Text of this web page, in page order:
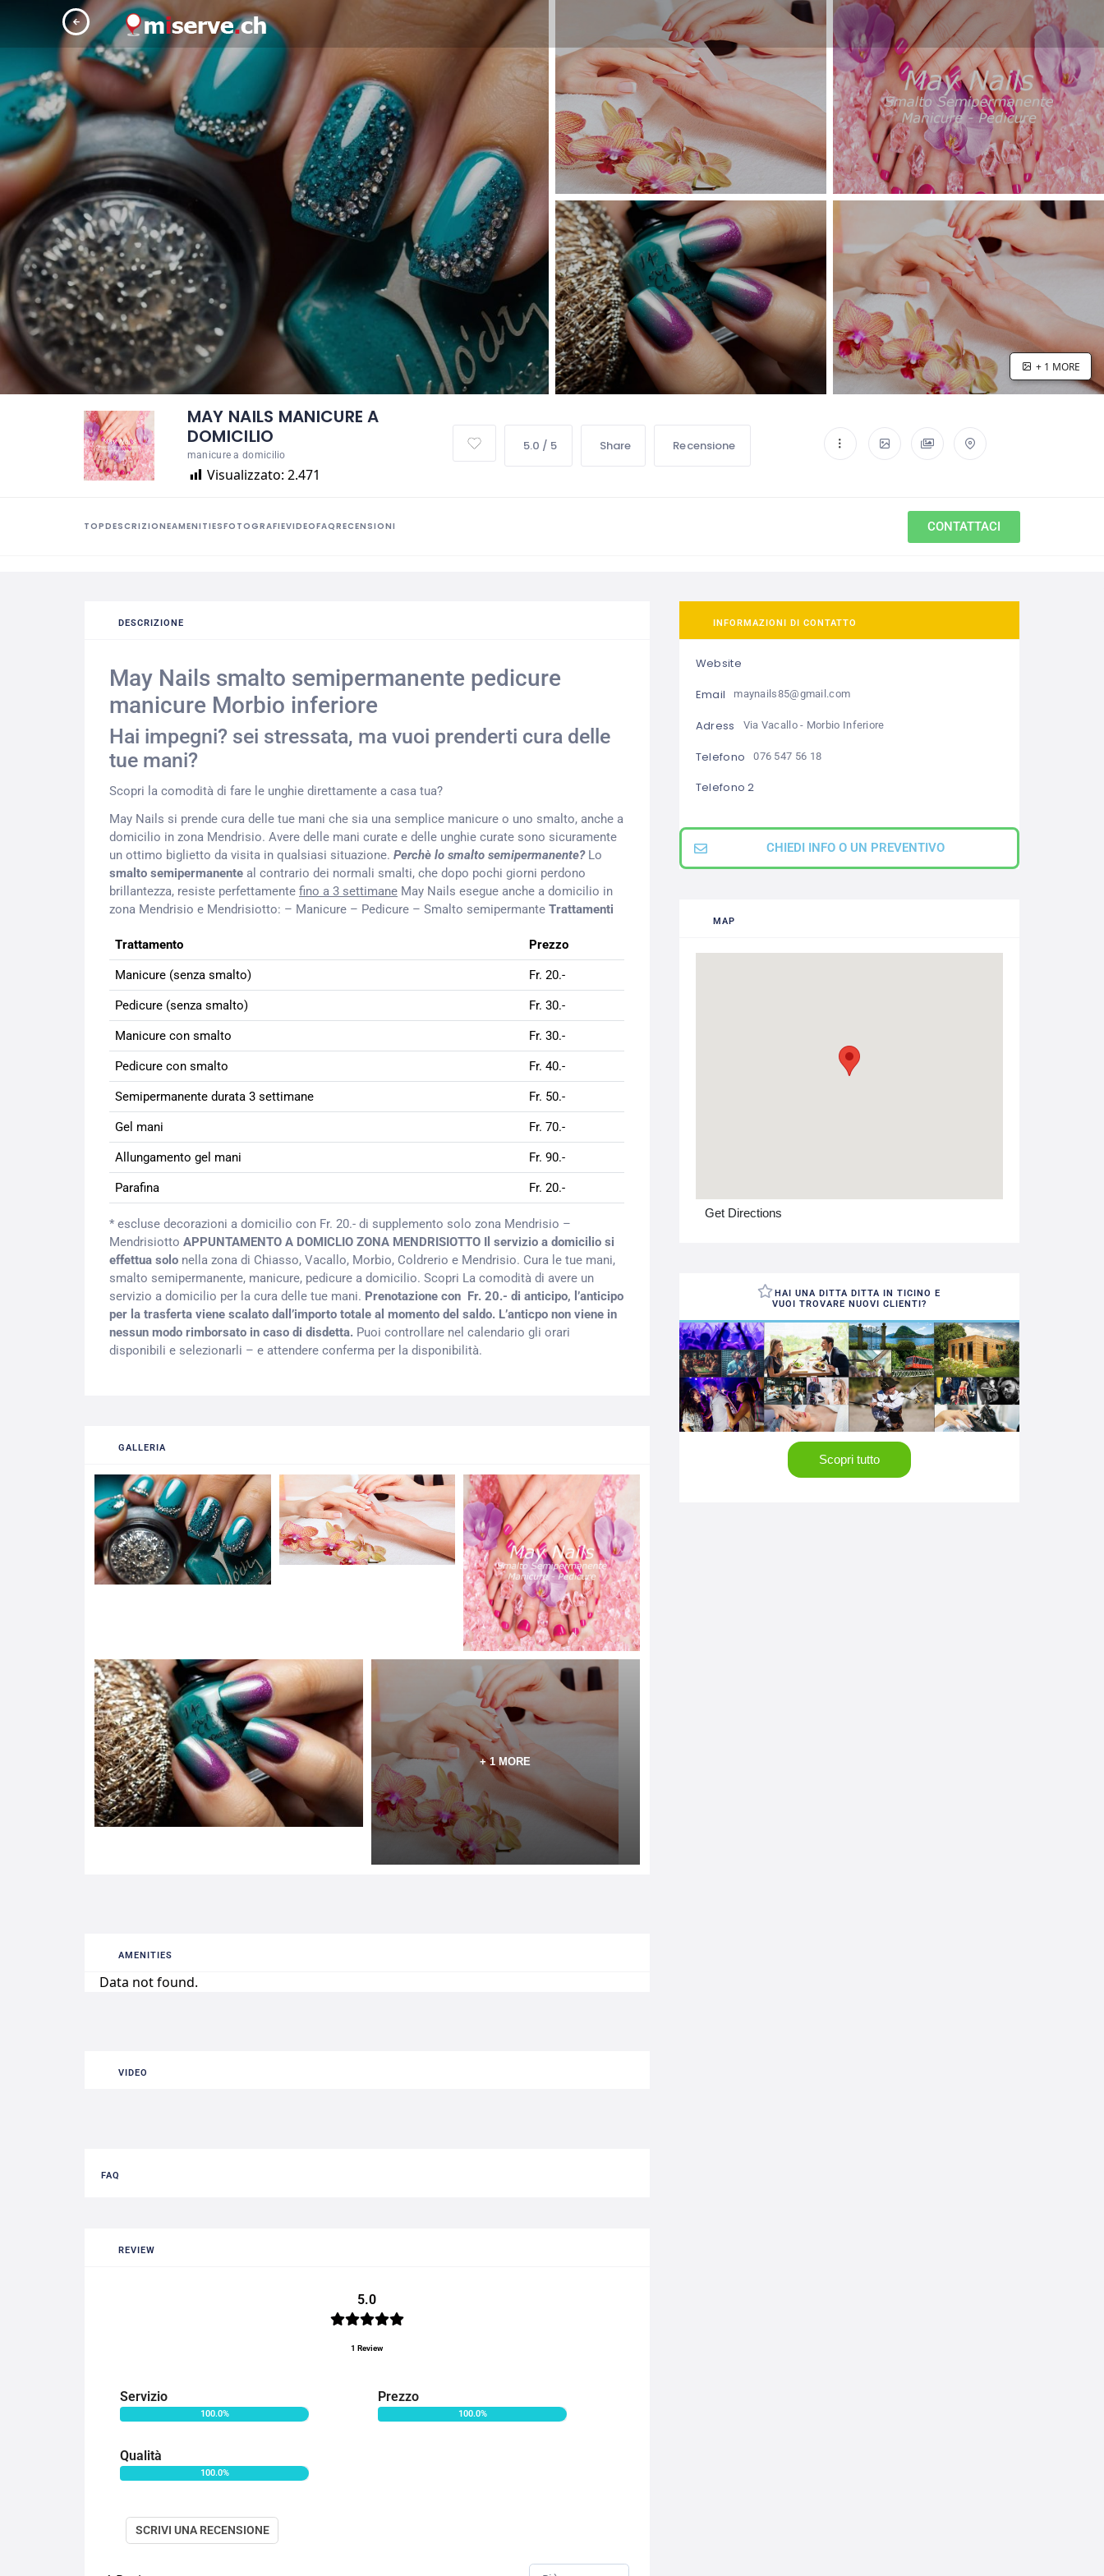
+ 1 MORE
MAY NAILS MANICURE A
DOMICILIO
manicure a domicilio
Visualizzato: 2.471
5.0 / 5 Share Recensione
TOPDESCRIZIONEAMENITIESFOTOGRAFIEVIDEOFAQRECENSIONI CONTATTACI
DESCRIZIONE
May Nails smalto semipermanente pedicure
manicure Morbio inferiore
Hai impegni? sei stressata, ma vuoi prenderti cura delle
tue mani?
Scopri la comodità di fare le unghie direttamente a casa tua?
May Nails si prende cura delle tue mani che sia una semplice manicure o uno smalto, anche a
domicilio in zona Mendrisio. Avere delle mani curate e delle unghie curate sono sicuramente
un ottimo biglietto da visita in qualsiasi situazione. Perchè lo smalto semipermanente?Lo
smalto semipermanente al contrario dei normali smalti, che dopo pochi giorni perdono
brillantezza, resiste perfettamente fino a 3 settimane May Nails esegue anche a domicilio in
zona Mendrisio e Mendrisiotto: – Manicure – Pedicure – Smalto semipermante Trattamenti
Trattamento Prezzo
Manicure (senza smalto) Fr. 20.-
Pedicure (senza smalto) Fr. 30.-
Manicure con smalto Fr. 30.-
Pedicure con smalto Fr. 40.-
Semipermanente durata 3 settimane Fr. 50.-
Gel mani Fr. 70.-
Allungamento gel mani Fr. 90.-
Parafina Fr. 20.-
* escluse decorazioni a domicilio con Fr. 20.- di supplemento solo zona Mendrisio –
Mendrisiotto APPUNTAMENTO A DOMICLIO ZONA MENDRISIOTTO Il servizio a domicilio si
effettua solo nella zona di Chiasso, Vacallo, Morbio, Coldrerio e Mendrisio. Cura le tue mani,
smalto semipermanente, manicure, pedicure a domicilio. Scopri La comodità di avere un
servizio a domicilio per la cura delle tue mani. Prenotazione con Fr. 20.- di anticipo, l’anticipo
per la trasferta viene scalato dall’importo totale al momento del saldo. L’anticpo non viene in
nessun modo rimborsato in caso di disdetta. Puoi controllare nel calendario gli orari
disponibili e selezionarli – e attendere conferma per la disponibilità.
GALLERIA
+ 1 MORE
AMENITIES
Data not found.
VIDEO
FAQ
REVIEW
5.0
1 Review
Servizio
100.0%
Prezzo
100.0%
Qualità
100.0%
SCRIVI UNA RECENSIONE
INFORMAZIONI DI CONTATTO
Website
Email
maynails85@gmail.com
Adress Via Vacallo - Morbio Inferiore
Telefono 076 547 56 18
Telefono 2
CHIEDI INFO O UN PREVENTIVO
MAP
Get Directions
HAI UNA DITTA DITTA IN TICINO E
VUOI TROVARE NUOVI CLIENTI?
Scopri tutto